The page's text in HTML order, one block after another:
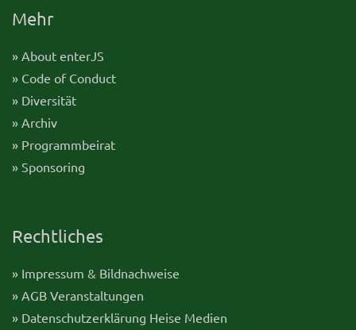
Mehr
» About enterJS
» Code of Conduct
» Diversität
» Archiv
» Programmbeirat
» Sponsoring
Rechtliches
» Impressum & Bildnachweise
» AGB Veranstaltungen
» Datenschutzerklärung Heise Medien